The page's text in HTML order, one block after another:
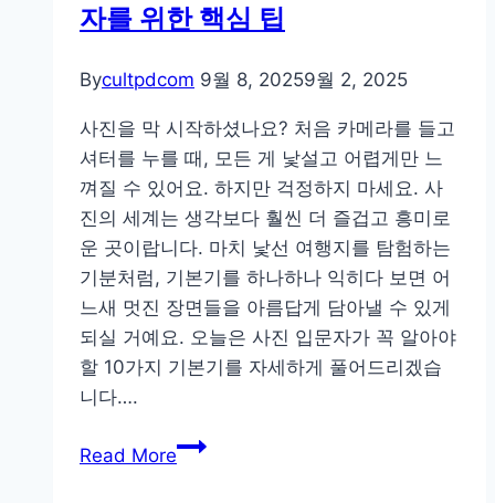
자를 위한 핵심 팁
Bycultpdcom 9월 8, 20259월 2, 2025
사진을 막 시작하셨나요? 처음 카메라를 들고
셔터를 누를 때, 모든 게 낯설고 어렵게만 느
껴질 수 있어요. 하지만 걱정하지 마세요. 사
진의 세계는 생각보다 훨씬 더 즐겁고 흥미로
운 곳이랍니다. 마치 낯선 여행지를 탐험하는
기분처럼, 기본기를 하나하나 익히다 보면 어
느새 멋진 장면들을 아름답게 담아낼 수 있게
되실 거예요. 오늘은 사진 입문자가 꼭 알아야
할 10가지 기본기를 자세하게 풀어드리겠습
니다….
Read More카